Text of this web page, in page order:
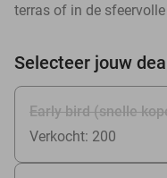
terras of in de
Selecteer jouw
Early bird (snelle
Verkocht: 200